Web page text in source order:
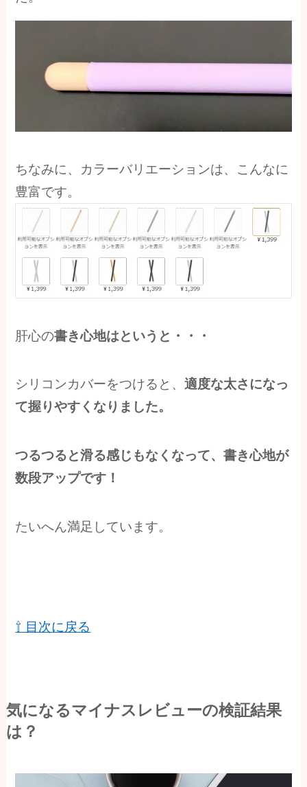
ちなみに、カラーバリエーションは、こんなに
豊富です。
肝心の書き心地はというと・・・
シリコンカバーをつけると、適度な太さになっ
て握りやすくなりました。
つるつると滑る感じもなくなって、書き心地が
数段アップです！
たいへん満足しています。
⇧ 目次に戻る
気になるマイナスレビューの検証結果
は？